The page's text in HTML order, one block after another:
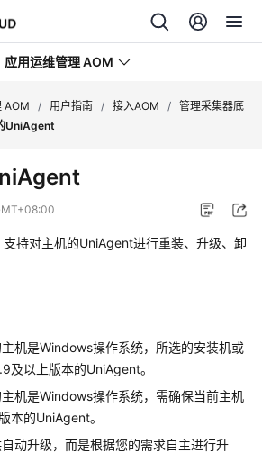
应用运维管理 AOM
AOM / 用户指南 / 接入AOM / 管理采集器底
UniAgent
持对主机的UniAgent进行重装、升级、卸
机是Windows操作系统，所选的安装机或
及以上版本的UniAgent。
机是Windows操作系统，需确保当前主机
本的UniAgent。
动升级，而是根据您的需求自主进行升